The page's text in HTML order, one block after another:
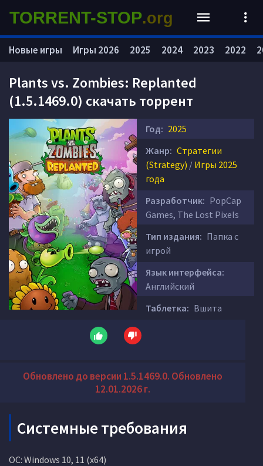
Plants vs. Zombies: Replanted
(1.5.1469.0) скачать торрент
Год: 2025
Жанр: Стратегии
(Strategy) / Игры 2025
года
Разработчик: PopCap
Games, The Lost Pixels
Тип издания: Папка с
игрой
Язык интерфейса:
Английский
Таблетка: Вшита
Обновлено до версии 1.5.1469.0. Обновлено
12.01.2026 г.
Системные требования
ОС: Windows 10, 11 (x64)
Новые игры Игры 2026 2025 2024 2023 2022
TORRENT-STOP.org